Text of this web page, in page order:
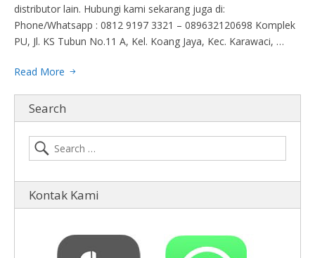
distributor lain. Hubungi kami sekarang juga di:
Phone/Whatsapp : 0812 9197 3321 – 089632120698 Komplek
PU, Jl. KS Tubun No.11 A, Kel. Koang Jaya, Kec. Karawaci, …
Read More
Search
Kontak Kami